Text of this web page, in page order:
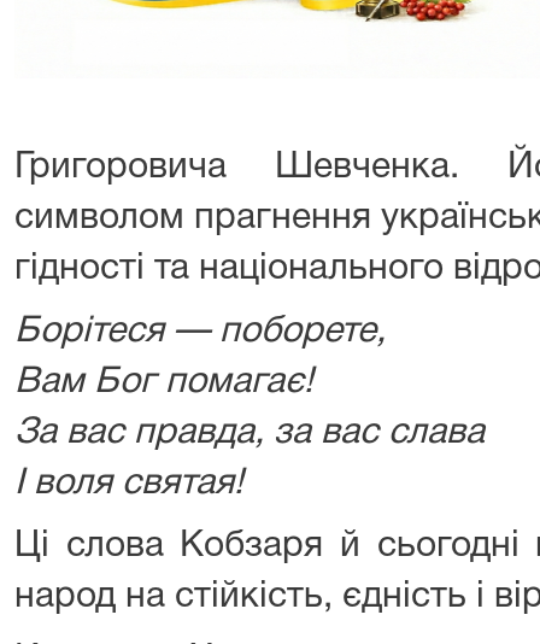
Григоровича Шевченка.
символом прагнення
гідності та національного
Борітеся — поборете,
Вам Бог помагає!
За вас правда, за вас слава
І воля святая!
Ці слова Кобзаря й сьогодні
народ на стійкість, єдність і